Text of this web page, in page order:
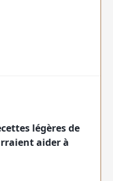
légères de
aider à